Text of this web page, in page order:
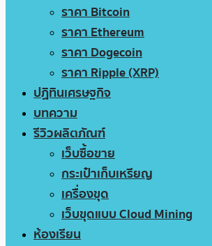
ราคา Bitcoin
ราคา Ethereum
ราคา Dogecoin
ราคา Ripple (XRP)
ปฏิทินเศรษฐกิจ
บทความ
รีวิวผลิตภัณฑ์
เว็บซื้อขาย
กระเป๋าเก็บเหรียญ
เครื่องขุด
เว็บขุดแบบ Cloud Mining
ห้องเรียน